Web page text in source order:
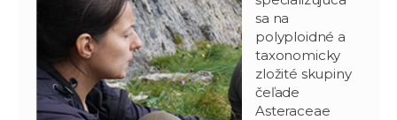
sa na
polyploidné a
taxonomicky
zložité skupiny
čeľade
Asteraceae